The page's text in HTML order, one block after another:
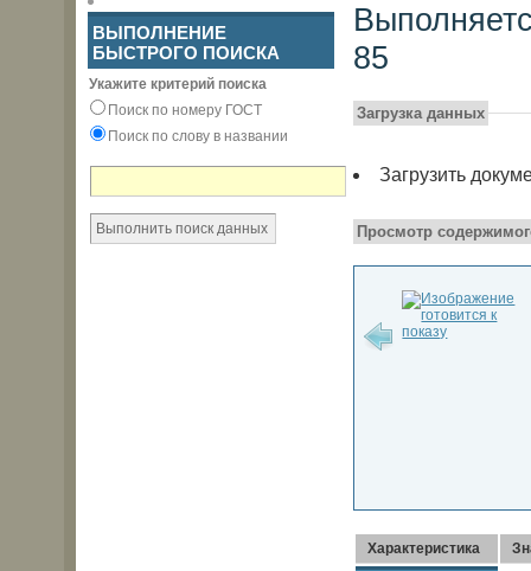
85
Загрузка данных
Загрузить
Просмотр
Характеристика
ВЫПОЛНЕНИЕ
БЫСТРОГО ПОИСКА
Укажите критерий поиска
Поиск по номеру ГОСТ
Поиск по слову в названии